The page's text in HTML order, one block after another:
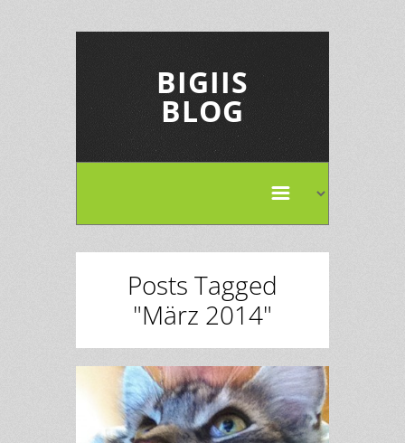
BIGIIS
BLOG
Posts Tagged
"März 2014"